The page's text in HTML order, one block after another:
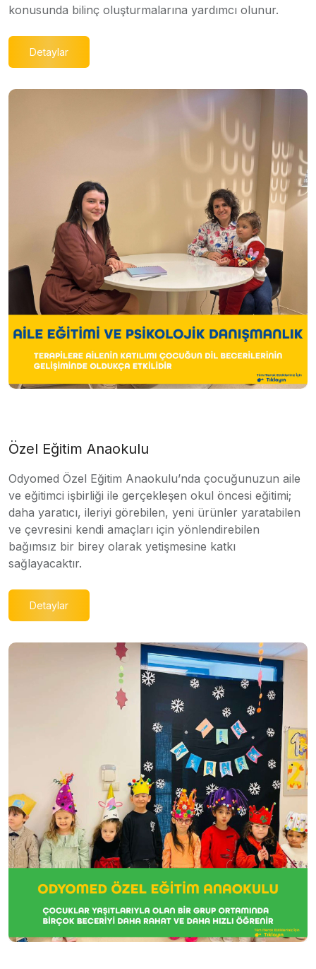
konusunda bilinç oluşturmalarına yardımcı olunur.
Detaylar
Özel Eğitim Anaokulu
Odyomed Özel Eğitim Anaokulu’nda çocuğunuzun aile
ve eğitimci işbirliği ile gerçekleşen okul öncesi eğitimi;
daha yaratıcı, ileriyi görebilen, yeni ürünler yaratabilen
ve çevresini kendi amaçları için yönlendirebilen
bağımsız bir birey olarak yetişmesine katkı
sağlayacaktır.
Detaylar